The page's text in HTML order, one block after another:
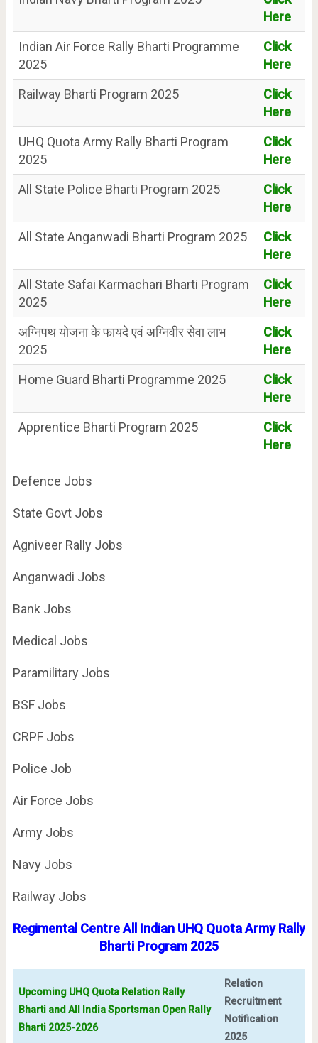
Here
Indian Air Force Rally Bharti Programme
2025
Click
Here
Railway Bharti Program 2025
Click
Here
UHQ Quota Army Rally Bharti Program
2025
Click
Here
All State Police Bharti Program 2025
Click
Here
All State Anganwadi Bharti Program 2025
Click
Here
All State Safai Karmachari Bharti Program
2025
Click
Here
अग्निपथ योजना के फायदे एवं अग्निवीर सेवा लाभ
2025
Click
Here
Home Guard Bharti Programme 2025
Click
Here
Apprentice Bharti Program 2025
Click
Here
Defence Jobs
State Govt Jobs
Agniveer Rally Jobs
Anganwadi Jobs
Bank Jobs
Medical Jobs
Paramilitary Jobs
BSF Jobs
CRPF Jobs
Police Job
Air Force Jobs
Army Jobs
Navy Jobs
Railway Jobs
Regimental Centre All Indian UHQ Quota Army Rally
Bharti Program 2025
Upcoming UHQ Quota Relation Rally
Bharti and All India Sportsman Open Rally
Bharti 2025-2026
Relation
Recruitment
Notification
2025